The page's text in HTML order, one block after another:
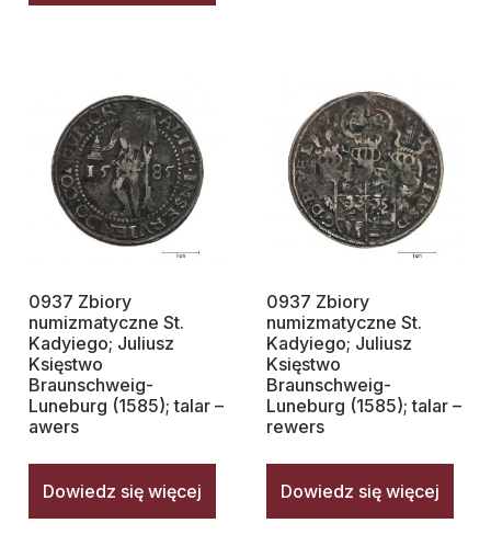
0937 Zbiory
numizmatyczne St.
Kadyiego; Juliusz
Księstwo
Braunschweig-
Luneburg (1585); talar –
awers
Dowiedz się więcej
0937 Zbiory
numizmatyczne St.
Kadyiego; Juliusz
Księstwo
Braunschweig-
Luneburg (1585); talar –
rewers
Dowiedz się więcej